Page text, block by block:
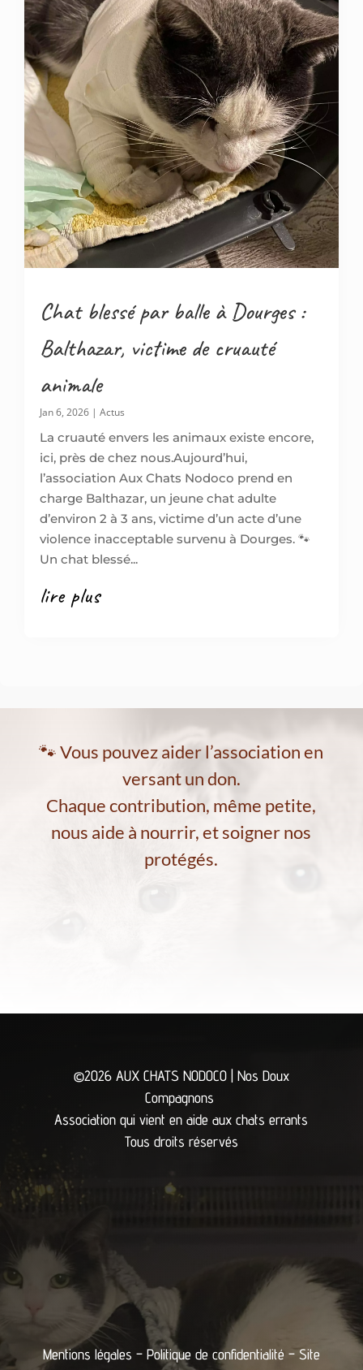
Chat blessé par balle à Dourges :
Balthazar, victime de cruauté
animale
Jan 6, 2026 | Actus
La cruauté envers les animaux existe encore,
ici, près de chez nous.Aujourd’hui,
l’association Aux Chats Nodoco prend en
charge Balthazar, un jeune chat adulte
d’environ 2 à 3 ans, victime d’un acte d’une
violence inacceptable survenu à Dourges. 🐾
Un chat blessé...
lire plus
🐾 Vous pouvez aider l’association en
versant un don.
Chaque contribution, même petite,
nous aide à nourrir, et soigner nos
protégés.
©2026 AUX CHATS NODOCO | Nos Doux
Compagnons
Association qui vient en aide aux chats errants
Tous droits réservés
Mentions légales – Politique de confidentialité – Site